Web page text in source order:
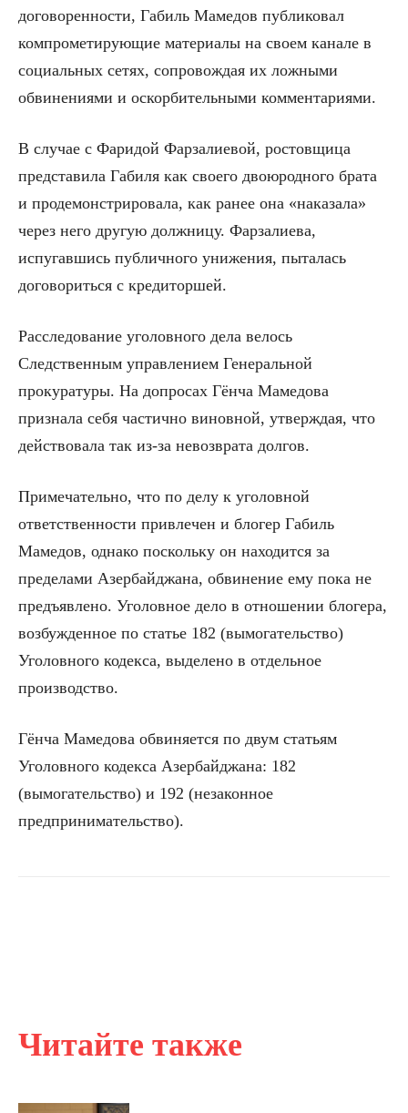
Читайте также
договоренности, Габиль Мамедов публиковал
компрометирующие материалы на своем канале в
социальных сетях, сопровождая их ложными
обвинениями и оскорбительными комментариями.
В случае с Фаридой Фарзалиевой, ростовщица
представила Габиля как своего двоюродного брата
и продемонстрировала, как ранее она «наказала»
через него другую должницу. Фарзалиева,
испугавшись публичного унижения, пыталась
договориться с кредиторшей.
Расследование уголовного дела велось
Следственным управлением Генеральной
прокуратуры. На допросах Гёнча Мамедова
признала себя частично виновной, утверждая, что
действовала так из-за невозврата долгов.
Примечательно, что по делу к уголовной
ответственности привлечен и блогер Габиль
Мамедов, однако поскольку он находится за
пределами Азербайджана, обвинение ему пока не
предъявлено. Уголовное дело в отношении блогера,
возбужденное по статье 182 (вымогательство)
Уголовного кодекса, выделено в отдельное
производство.
Гёнча Мамедова обвиняется по двум статьям
Уголовного кодекса Азербайджана: 182
(вымогательство) и 192 (незаконное
предпринимательство).